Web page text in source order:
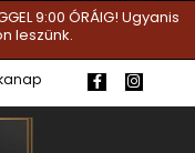
9:00 ÓRÁIG! Ugyanis
leszünk.
F
a
c
I
n
s